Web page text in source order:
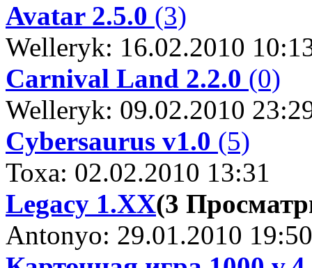
Avatar 2.5.0 (3)
Welleryk: 16.02.2010
Carnival Land 2.2.0 (0)
Welleryk: 09.02.2010
Cybersaurus v1.0 (5)
Toxa: 02.02.2010 13:31
Legacy 1.XX(3
Antonyo: 29.01.2010 19:50